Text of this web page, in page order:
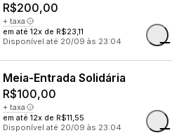
R$200,00
+ taxa
em até 12x de R$23,11
Disponível até 20/09 às 23:04
Meia-Entrada Solidária
R$100,00
+ taxa
em até 12x de R$11,55
Disponível até 20/09 às 23:04